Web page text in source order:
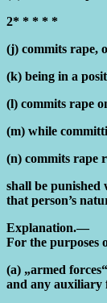
2* * * * *
(j) commits rape,
(k) being in a
(l) commits rape
(m) while
(n) commits rape
shall be
that person’s
Explanation.—
For the purposes
(a) „armed
and any auxiliary